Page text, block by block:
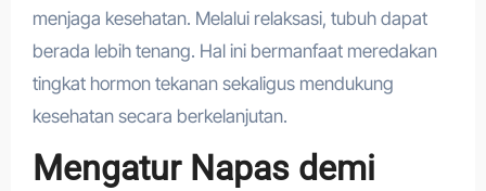
menjaga kesehatan. Melalui relaksasi, tubuh dapat
berada lebih tenang. Hal ini bermanfaat meredakan
tingkat hormon tekanan sekaligus mendukung
kesehatan secara berkelanjutan.
Mengatur Napas demi